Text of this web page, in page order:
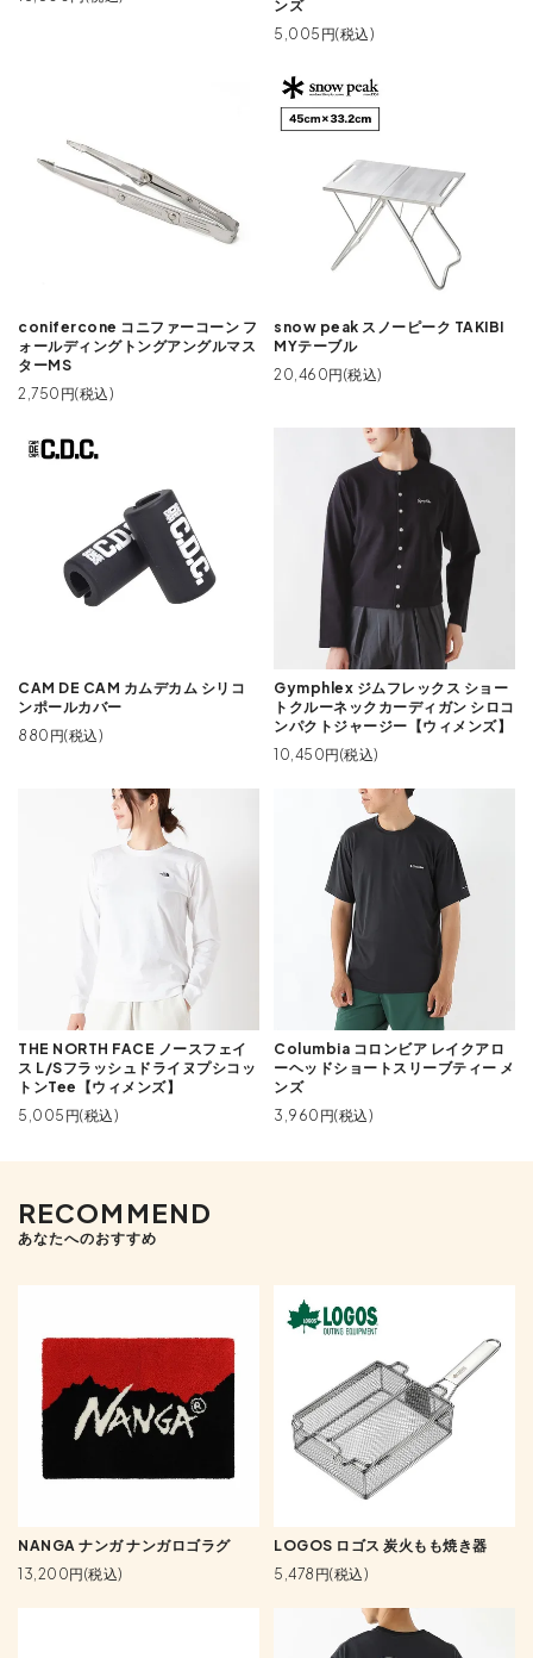
ンズ
5,005円(税込)
conifercone コニファーコーン フ
ォールディングトングアングルマス
ターMS
2,750円(税込)
snow peak スノーピーク TAKIBI
MYテーブル
20,460円(税込)
CAM DE CAM カムデカム シリコ
ンポールカバー
880円(税込)
Gymphlex ジムフレックス ショー
トクルーネックカーディガン シロコ
ンパクトジャージー【ウィメンズ】
10,450円(税込)
THE NORTH FACE ノースフェイ
ス L/Sフラッシュドライヌプシコッ
トンTee【ウィメンズ】
5,005円(税込)
Columbia コロンビア レイクアロ
ーヘッドショートスリーブティー メ
ンズ
3,960円(税込)
RECOMMEND
あなたへのおすすめ
NANGA ナンガ ナンガロゴラグ
13,200円(税込)
LOGOS ロゴス 炭火もも焼き器
5,478円(税込)